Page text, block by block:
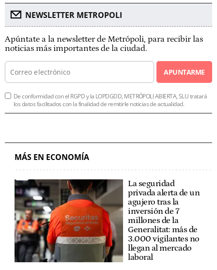
NEWSLETTER METROPOLI
Apúntate a la newsletter de Metrópoli, para recibir las
noticias más importantes de la ciudad.
APUNTARME
De conformidad con el RGPD y la LOPDGDD, METRÓPOLI ABIERTA, SLU tratará
los datos facilitados con la finalidad de remitirle noticias de actualidad.
MÁS EN ECONOMÍA
La seguridad
privada alerta de un
agujero tras la
inversión de 7
millones de la
Generalitat: más de
3.000 vigilantes no
llegan al mercado
laboral